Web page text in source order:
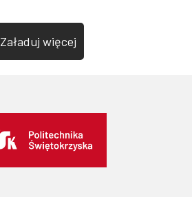
Załaduj więcej